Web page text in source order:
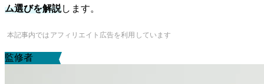
ム選びを解説します。
本記事内ではアフィリエイト広告を利用しています
監修者